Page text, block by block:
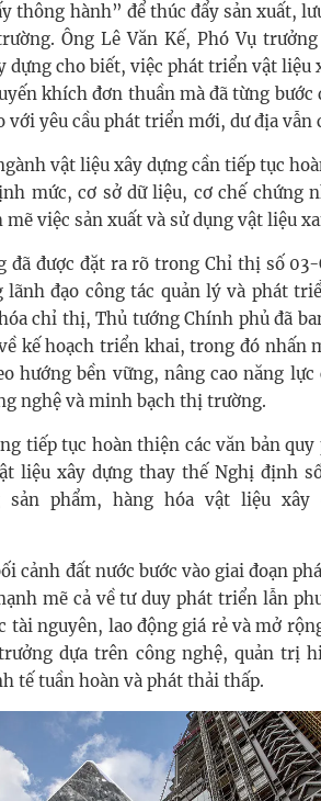
thông hành” để thúc đẩy sản xuất,
Ông Lê Văn Kế, Phó Vụ
dựng cho biết, việc phát triển vật liệu
khích đơn thuần mà đã từng
với yêu cầu phát triển mới, dư địa vẫn
vật liệu xây dựng cần tiếp tục
mức, cơ sở dữ liệu, cơ chế chứng
việc sản xuất và sử dụng vật liệu
đã được đặt ra rõ trong Chỉ thị số
lãnh đạo công tác quản lý và phát
chỉ thị, Thủ tướng Chính phủ đã
kế hoạch triển khai, trong đó nhấn
hướng bền vững, nâng cao năng
nghệ và minh bạch thị trường.
tiếp tục hoàn thiện các văn bản
liệu xây dựng thay thế Nghị định
sản phẩm, hàng hóa vật liệu
cảnh đất nước bước vào giai đoạn
mẽ cả về tư duy phát triển lẫn
tài nguyên, lao động giá rẻ và mở
dựa trên công nghệ, quản trị
tế tuần hoàn và phát thải thấp.